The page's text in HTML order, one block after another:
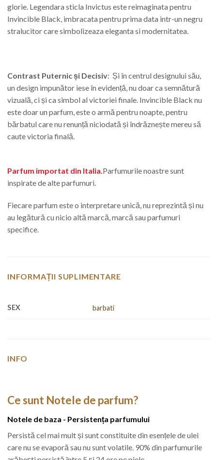
glorie. Legendara sticla Invictus este reimaginata pentru
Invincible Black, imbracata pentru prima data intr-un negru
stralucitor care simbolizeaza eleganta si modernitatea.
Contrast Puternic și Decisiv: Și în centrul designului său,
un design impunător iese în evidență, nu doar ca semnătură
vizuală, ci și ca simbol al victoriei finale. Invincible Black nu
este doar un parfum, este o armă pentru noapte, pentru
bărbatul care nu renunță niciodată și îndrăznește mereu să
caute victoria finală.
Parfum importat din Italia. Parfumurile noastre sunt
inspirate de alte parfumuri.
Fiecare parfum este o interpretare unică, nu reprezintă și nu
au legătură cu nicio altă marcă, marcă sau parfumuri
specifice.
INFORMAȚII SUPLIMENTARE
SEX barbati
INFO
Ce sunt Notele de parfum?
Notele de baza - Persistența parfumului
Persistă cel mai mult și sunt constituite din esențele de ulei
care nu se evaporă sau nu sunt volatile. 90% din parfumurile